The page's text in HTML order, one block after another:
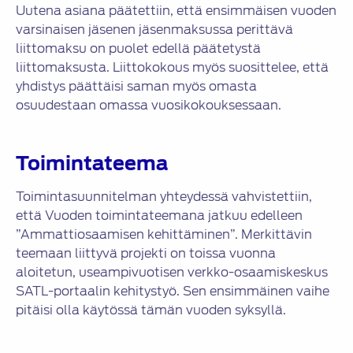
Uutena asiana päätettiin, että ensimmäisen vuoden
varsinaisen jäsenen jäsenmaksussa perittävä
liittomaksu on puolet edellä päätetystä
liittomaksusta. Liittokokous myös suosittelee, että
yhdistys päättäisi saman myös omasta
osuudestaan omassa vuosikokouksessaan.
Toimintateema
Toimintasuunnitelman yhteydessä vahvistettiin,
että Vuoden toimintateemana jatkuu edelleen
”Ammattiosaamisen kehittäminen”. Merkittävin
teemaan liittyvä projekti on toissa vuonna
aloitetun, useampivuotisen verkko-osaamiskeskus
SATL-portaalin kehitystyö. Sen ensimmäinen vaihe
pitäisi olla käytössä tämän vuoden syksyllä.